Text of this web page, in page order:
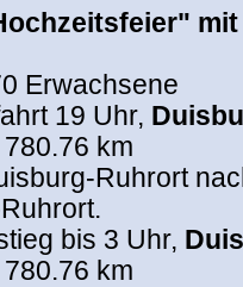
Erwachsene
19 Uhr,
km
Ruhrort
bis 3 Uhr,
km